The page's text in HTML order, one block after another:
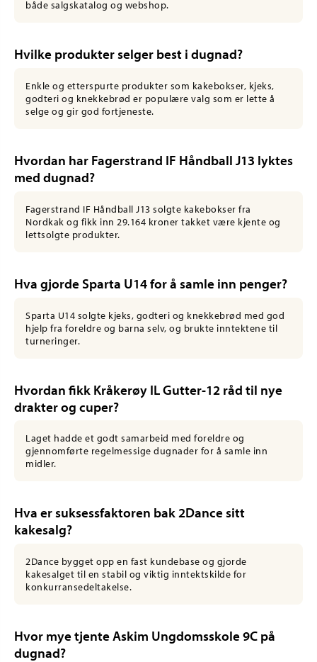
både salgskatalog og webshop.
Hvilke produkter selger best i dugnad?
Enkle og etterspurte produkter som kakebokser, kjeks,
godteri og knekkebrød er populære valg som er lette å
selge og gir god fortjeneste.
Hvordan har Fagerstrand IF Håndball J13 lyktes
med dugnad?
Fagerstrand IF Håndball J13 solgte kakebokser fra
Nordkak og fikk inn 29.164 kroner takket være kjente og
lettsolgte produkter.
Hva gjorde Sparta U14 for å samle inn penger?
Sparta U14 solgte kjeks, godteri og knekkebrød med god
hjelp fra foreldre og barna selv, og brukte inntektene til
turneringer.
Hvordan fikk Kråkerøy IL Gutter-12 råd til nye
drakter og cuper?
Laget hadde et godt samarbeid med foreldre og
gjennomførte regelmessige dugnader for å samle inn
midler.
Hva er suksessfaktoren bak 2Dance sitt
kakesalg?
2Dance bygget opp en fast kundebase og gjorde
kakesalget til en stabil og viktig inntektskilde for
konkurransedeltakelse.
Hvor mye tjente Askim Ungdomsskole 9C på
dugnad?